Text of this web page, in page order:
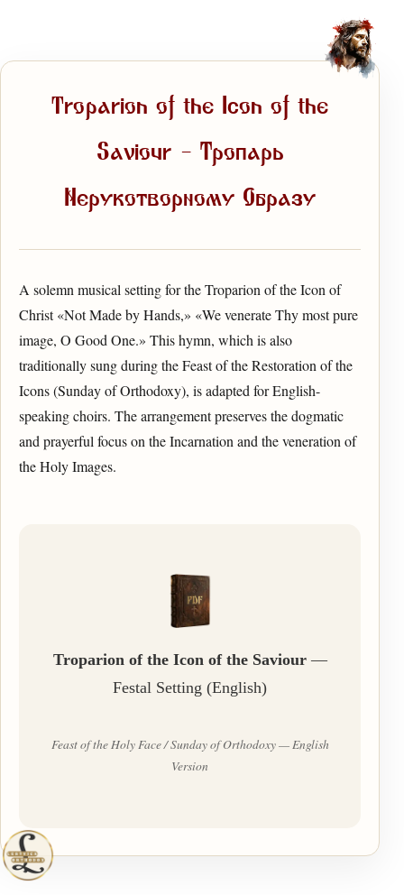
Troparion of the Icon of the
Saviour — Тропарь
Нерукотворному Образу
A solemn musical setting for the Troparion of the Icon of
Christ «Not Made by Hands,» «We venerate Thy most pure
image, O Good One.» This hymn, which is also
traditionally sung during the Feast of the Restoration of the
Icons (Sunday of Orthodoxy), is adapted for English-
speaking choirs. The arrangement preserves the dogmatic
and prayerful focus on the Incarnation and the veneration of
the Holy Images.
Troparion of the Icon of the Saviour—
Festal Setting (English)
Feast of the Holy Face / Sunday of Orthodoxy — English
Version